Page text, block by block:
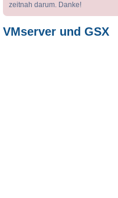
zeitnah darum. Danke!
VMserver und GSX